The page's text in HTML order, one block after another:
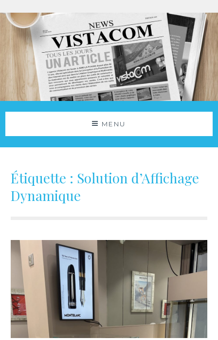
Aller
au
contenu
Agence Vistacom
NOS ACTUS
MENU
Étiquette : Solution d’Affichage
Dynamique